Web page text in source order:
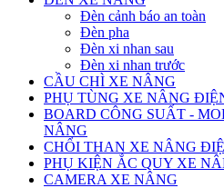
Đèn cảnh báo an toàn
Đèn pha
Đèn xi nhan sau
Đèn xi nhan trước
CẦU CHÌ XE NÂNG
PHỤ TÙNG XE NÂNG
BOARD CÔNG SUẤT -
NÂNG
CHỔI THAN XE NÂNG
PHỤ KIỆN ẮC QUY XE
CAMERA XE NÂNG